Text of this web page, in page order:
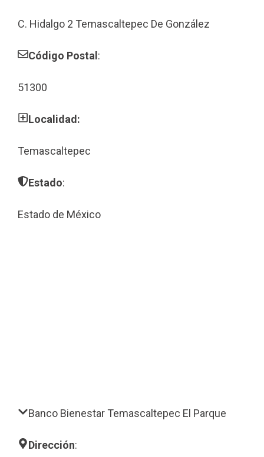
C. Hidalgo 2 Temascaltepec De González
Código Postal :
51300
Localidad:
Temascaltepec
Estado:
Estado de México
Banco Bienestar Temascaltepec El Parque
Dirección: